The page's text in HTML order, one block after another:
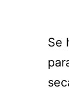
Se